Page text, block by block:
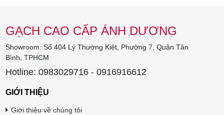
GẠCH CAO CẤP ÁNH DƯƠNG
Showroom: Số 404 Lý Thường Kiệt, Phường 7, Quận Tân
Bình, TPHCM
Hotline: 0983029716 - 0916916612
GIỚI THIỆU
Giới thiệu về chúng tôi